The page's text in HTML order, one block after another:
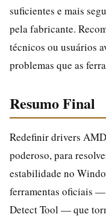
suficientes e mais
pela fabricante.
técnicos ou usuários
problemas que as
Resumo Final
Redefinir drivers
poderoso, para
estabilidade no
ferramentas oficiais
Detect Tool — que